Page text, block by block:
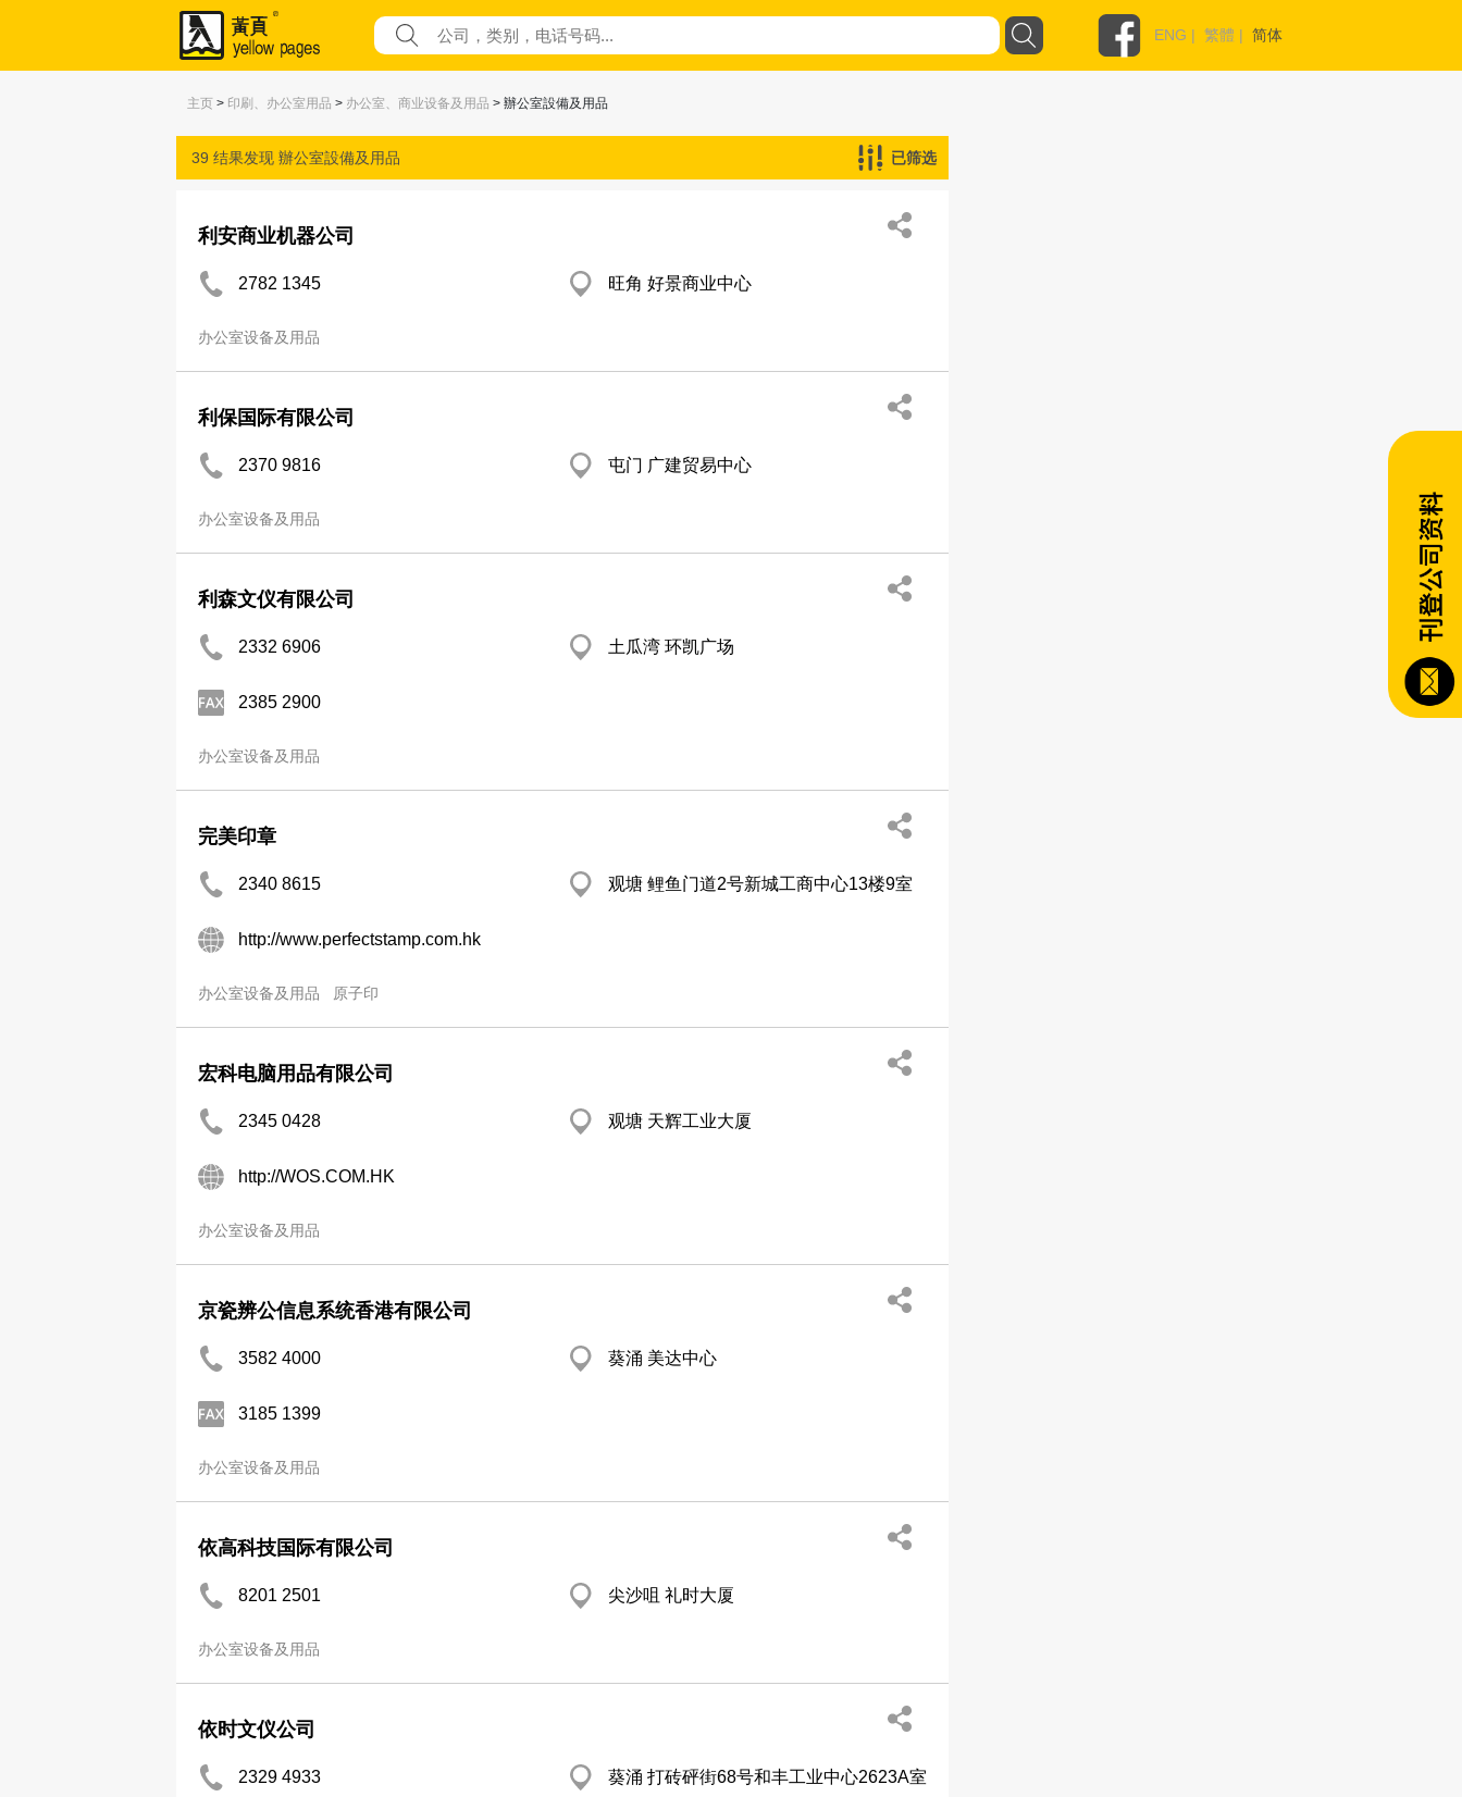
ENG | 繁體 | 简体
主页 > 印刷、办公室用品 > 办公室、商业设备及用品 > 辦公室設備及用品
39 结果发现 辦公室設備及用品 已筛选
利安商业机器公司
2782 1345 旺角 好景商业中心
办公室设备及用品
利保国际有限公司
2370 9816 屯门 广建贸易中心
办公室设备及用品
利森文仪有限公司
2332 6906 土瓜湾 环凯广场
2385 2900
办公室设备及用品
完美印章
2340 8615 观塘 鲤鱼门道2号新城工商中心13楼9室
http://www.perfectstamp.com.hk
办公室设备及用品 原子印
宏科电脑用品有限公司
2345 0428 观塘 天辉工业大厦
http://WOS.COM.HK
办公室设备及用品
京瓷辨公信息系统香港有限公司
3582 4000 葵涌 美达中心
3185 1399
办公室设备及用品
依高科技国际有限公司
8201 2501 尖沙咀 礼时大厦
办公室设备及用品
依时文仪公司
2329 4933 葵涌 打砖砰街68号和丰工业中心2623A室